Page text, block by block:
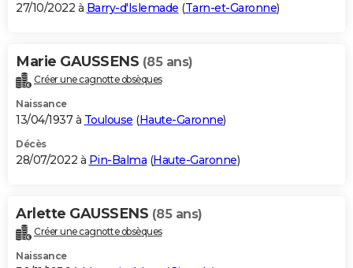
27/10/2022 à Barry-d'Islemade (Tarn-et-Garonne)
Marie GAUSSENS (85 ans)
Créer une cagnotte obsèques
Naissance
13/04/1937 à Toulouse (Haute-Garonne)
Décès
28/07/2022 à Pin-Balma (Haute-Garonne)
Arlette GAUSSENS (85 ans)
Créer une cagnotte obsèques
Naissance